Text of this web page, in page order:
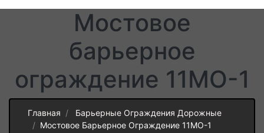
Мостовое
барьерное
ограждение 11МО-1
Главная
Барьерные Ограждения Дорожные
Мостовое Барьерное Ограждение 11МО-1